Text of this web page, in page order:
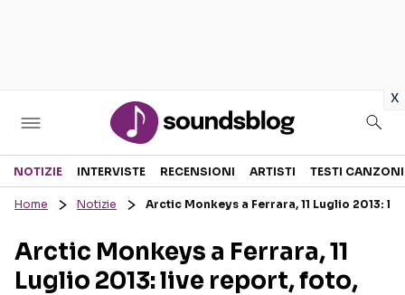
x
Sezioni
RECENSIONI MUSICALI
INTERVISTE
TESTI CANZONI
TOUR ED EVENTI
NOTIZIE INTERVISTE RECENSIONI ARTISTI TESTI CANZONI
Home Notizie Arctic Monkeys a Ferrara, 11 Luglio 2013:
Arctic Monkeys a Ferrara, 11
Luglio 2013: live report, foto,